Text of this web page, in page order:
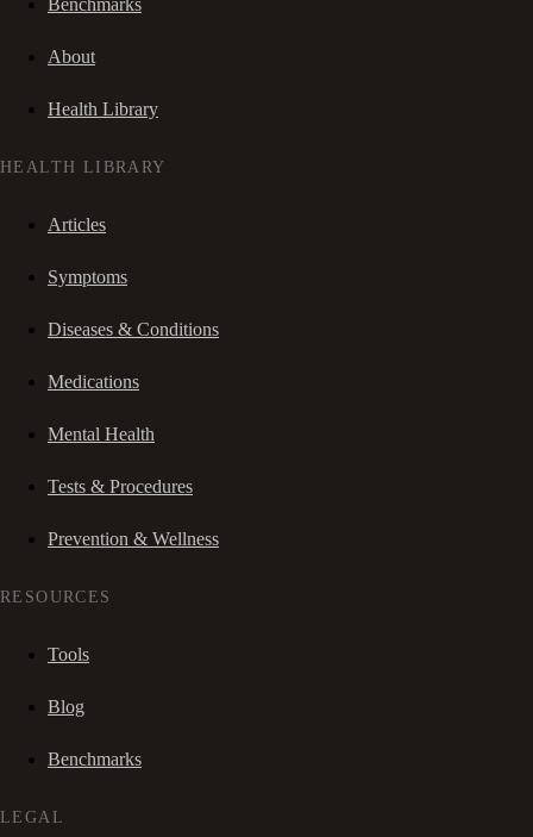
About
Health Library
HEALTH LIBRARY
Articles
Symptoms
Diseases & Conditions
Medications
Mental Health
Tests & Procedures
Prevention & Wellness
RESOURCES
Tools
Blog
Benchmarks
LEGAL